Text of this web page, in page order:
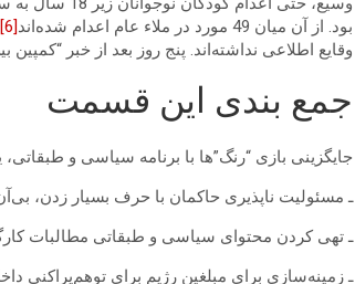
بود. از آن میان 49 مورد در ملاء عام اعدام شده‌اند
[6]
وقایع اطلاعی نداشته‌اند. پنج روز بعد از خبر
جمع بندی این قسمت
جایگزینی بازی “رنگ”ها با برنامه سیاسی و
ـ مسئولیت ناپذیری حاکمان با حرف بسیار زدن،
ـ تهی کردن محتوای سیاسی و طبقاتی مطالبات
ـ زمینه‌سازی برای مبلغین رژیم برای توهم‌پراکنی